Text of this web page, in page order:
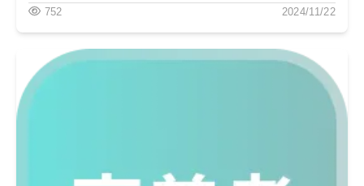
752 2024/11/22